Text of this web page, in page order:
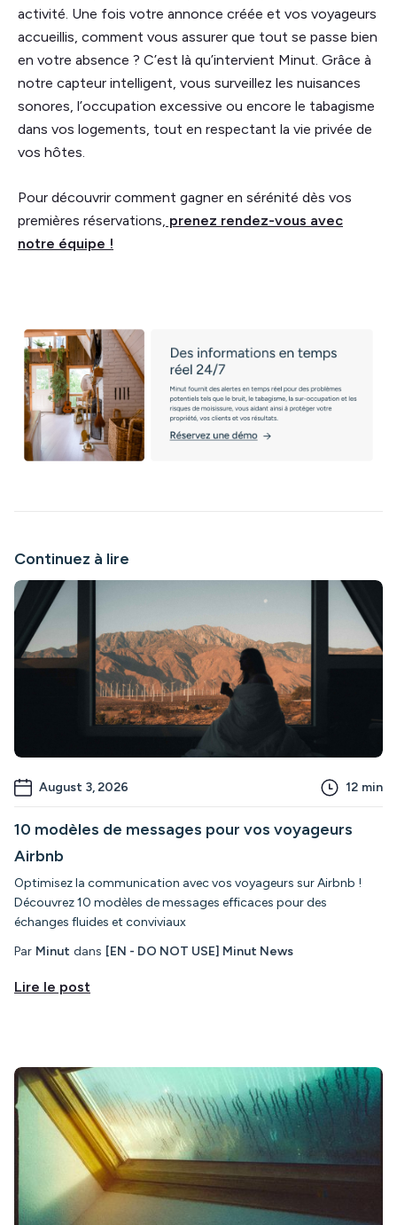
activité. Une fois votre annonce créée et vos voyageurs
accueillis, comment vous assurer que tout se passe bien
en votre absence ? C’est là qu’intervient Minut. Grâce à
notre capteur intelligent, vous surveillez les nuisances
sonores, l’occupation excessive ou encore le tabagisme
dans vos logements, tout en respectant la vie privée de
vos hôtes.
Pour découvrir comment gagner en sérénité dès vos
premières réservations, prenez rendez-vous avec
notre équipe !
Continuez à lire
August 3, 2026 12 min
10 modèles de messages pour vos voyageurs
Airbnb
Optimisez la communication avec vos voyageurs sur Airbnb !
Découvrez 10 modèles de messages efficaces pour des
échanges fluides et conviviaux
Par Minut dans [EN - DO NOT USE] Minut News
Lire le post